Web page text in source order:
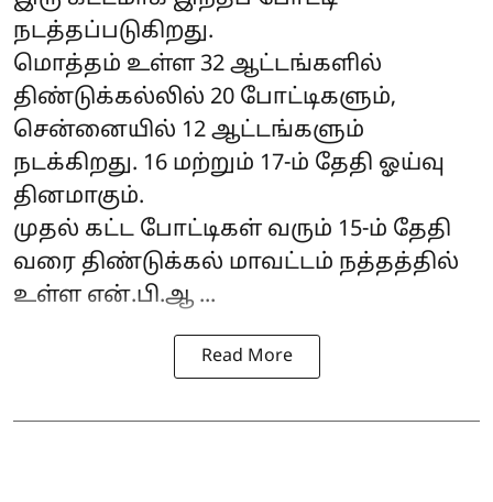
நடத்தப்படுகிறது.
மொத்தம் உள்ள 32 ஆட்டங்களில்
திண்டுக்கல்லில் 20 போட்டிகளும்,
சென்னையில் 12 ஆட்டங்களும்
நடக்கிறது. 16 மற்றும் 17-ம் தேதி ஓய்வு
தினமாகும்.
முதல் கட்ட போட்டிகள் வரும் 15-ம் தேதி
வரை திண்டுக்கல் மாவட்டம் நத்தத்தில்
உள்ள என்.பி.ஆ ...
Read More